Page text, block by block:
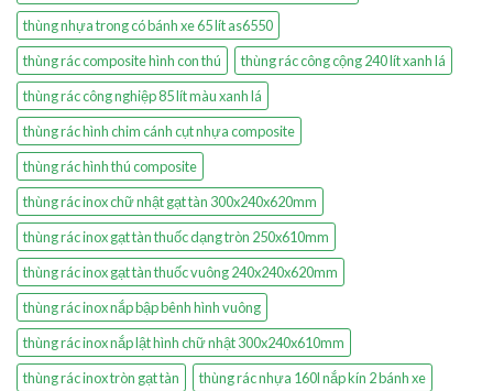
thùng nhựa trong có bánh xe 65 lít as6550
thùng rác composite hình con thú
thùng rác công cộng 240 lít xanh lá
thùng rác công nghiệp 85 lít màu xanh lá
thùng rác hình chim cánh cụt nhựa composite
thùng rác hình thú composite
thùng rác inox chữ nhật gạt tàn 300x240x620mm
thùng rác inox gạt tàn thuốc dạng tròn 250x610mm
thùng rác inox gạt tàn thuốc vuông 240x240x620mm
thùng rác inox nắp bập bênh hình vuông
thùng rác inox nắp lật hình chữ nhật 300x240x610mm
thùng rác inox tròn gạt tàn
thùng rác nhựa 160l nắp kín 2 bánh xe